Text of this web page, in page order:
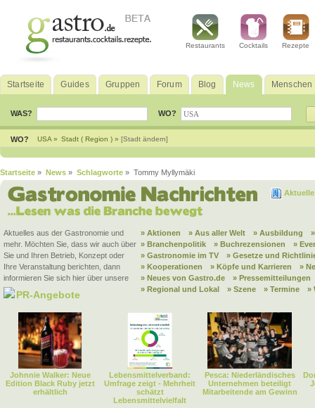
Restaurants Cocktails Rezepte
Startseite Guides Gruppen Forum Blog News Menschen
WAS? WO?
WO? USA » Stadt ( Region ) » [Stadt ändern]
Startseite » News » Schlagworte » Tommy Myllymäki
Aktuelles aus der Gastronomie und
mehr. Möchten Sie, dass wir auch über
Sie und Ihren Betrieb, Konzept oder
Ihre Veranstaltung berichten, dann
informieren Sie sich hier über unsere
PR-Angebote
» Aktionen » Aus aller Welt » Ausbildung
» Branchenpolitik
» Buchrezensionen
»
» Gastronomie im TV
» Gesetze und
» Kooperationen
» Köpfe und Karrieren
»
» Neues von Gastro.de
» Pressemitteilungen
» Regional und Lokal
» Szene » Termine »
Johnnie Walker: Neue
Edition Black Ruby jetzt
erhältlich
Lebensmittelverband:
Umfrage zeigt - Mehrheit
schätzt
Lebensmittelvielfalt
Pesca: Niederländisches
Unternehmen beteiligt
Mitarbeitende am Gewinn